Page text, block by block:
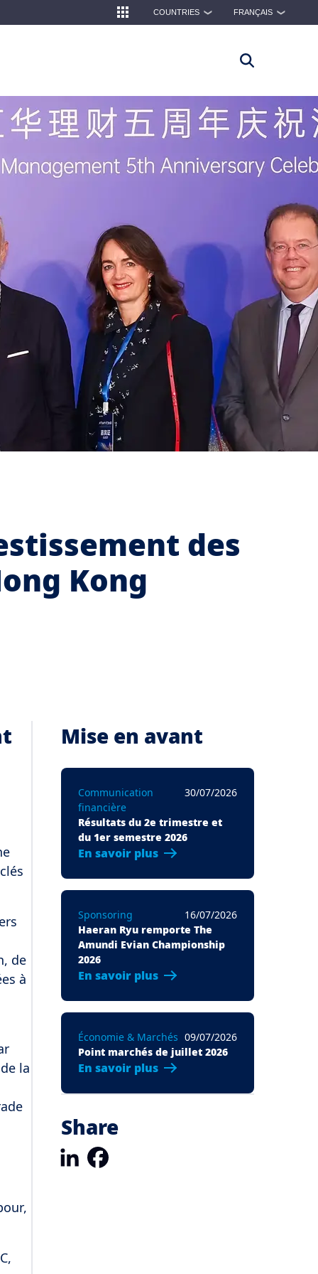
COUNTRIES ❯ FRANÇAIS ❯
des
Kong
de
à
la
Mise en avant
Communication
financière
30/07/2026
Résultats du 2e trimestre et
du 1er semestre 2026
En savoir plus
Sponsoring
16/07/2026
Haeran Ryu remporte The
Amundi Evian Championship
2026
En savoir plus
Économie & Marchés 09/07/2026
Point marchés de juillet 2026
En savoir plus
Share
LinkedIn